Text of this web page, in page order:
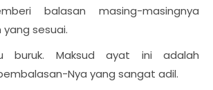
balasan masing-masingnya
sesuai.
buruk. Maksud ayat ini adalah
Nya yang sangat adil.